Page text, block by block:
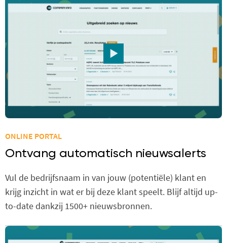
ONLINE PORTAL
Ontvang automatisch nieuwsalerts
Vul de bedrijfsnaam in van jouw (potentiële) klant en
krijg inzicht in wat er bij deze klant speelt. Blijf altijd up-
to-date dankzij 1500+ nieuwsbronnen.